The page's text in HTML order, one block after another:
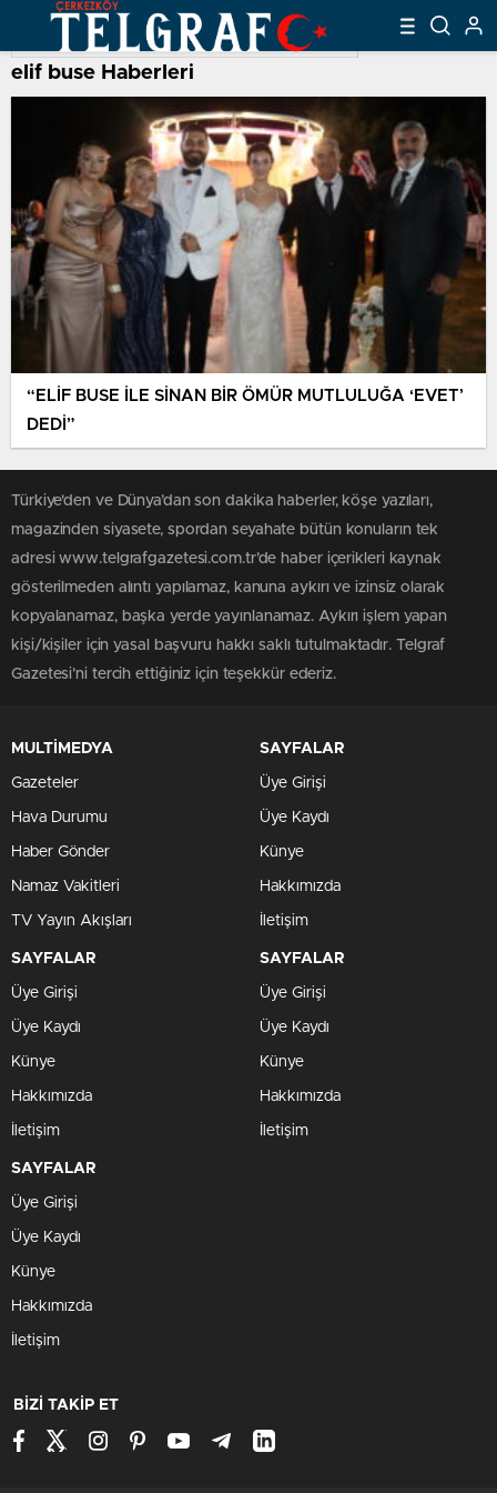
elif buse Haberleri
“ELİF BUSE İLE SİNAN BİR ÖMÜR MUTLULUĞA ‘EVET’
DEDİ”
Türkiye'den ve Dünya’dan son dakika haberler, köşe yazıları,
magazinden siyasete, spordan seyahate bütün konuların tek
adresi www.telgrafgazetesi.com.tr’de haber içerikleri kaynak
gösterilmeden alıntı yapılamaz, kanuna aykırı ve izinsiz olarak
kopyalanamaz, başka yerde yayınlanamaz. Aykırı işlem yapan
kişi/kişiler için yasal başvuru hakkı saklı tutulmaktadır. Telgraf
Gazetesi’ni tercih ettiğiniz için teşekkür ederiz.
MULTİMEDYA
Gazeteler
Hava Durumu
Haber Gönder
Namaz Vakitleri
TV Yayın Akışları
SAYFALAR
Üye Girişi
Üye Kaydı
Künye
Hakkımızda
İletişim
SAYFALAR
Üye Girişi
Üye Kaydı
Künye
Hakkımızda
İletişim
SAYFALAR
Üye Girişi
Üye Kaydı
Künye
Hakkımızda
İletişim
SAYFALAR
Üye Girişi
Üye Kaydı
Künye
Hakkımızda
İletişim
BİZİ TAKİP ET